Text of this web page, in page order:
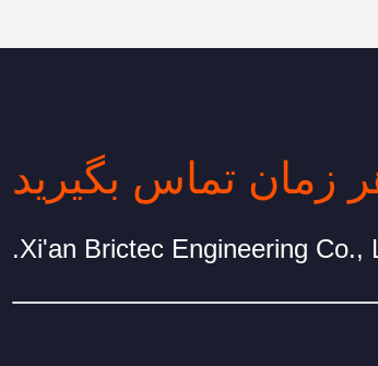
زمان تماس بگیرید
Xi'an Brictec Engineering Co.,